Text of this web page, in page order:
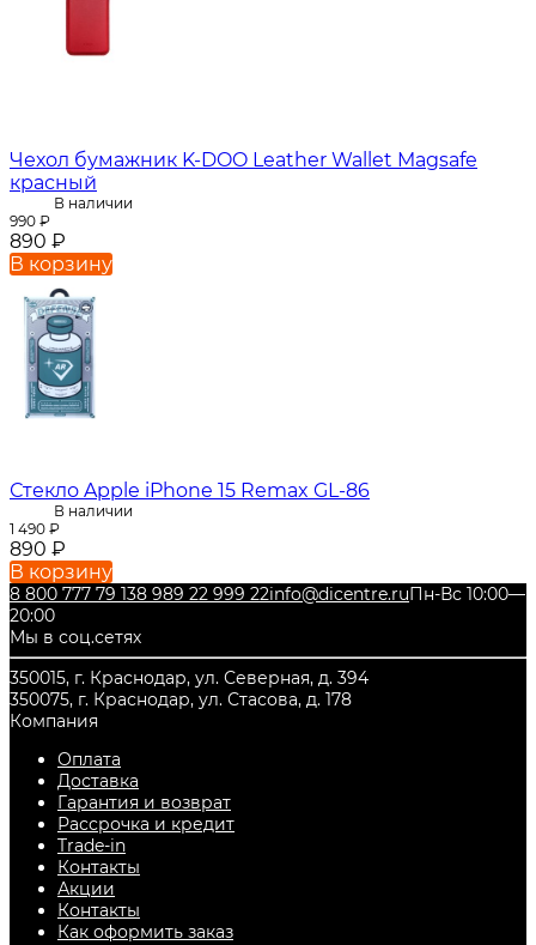
Чехол бумажник K-DOO Leather Wallet Magsafe
красный
В наличии
990 ₽
890 ₽
В корзину
Стекло Apple iPhone 15 Remax GL-86
В наличии
1 490 ₽
890 ₽
В корзину
8 800 777 79 138 989 22 999 22info@dicentre.ruПн-Вс 10:00—
20:00
Мы в соц.сетях
350015, г. Краснодар, ул. Северная, д. 394
350075, г. Краснодар, ул. Стасова, д. 178
Компания
Оплата
Доставка
Гарантия и возврат
Рассрочка и кредит
Trade-in
Контакты
Акции
Контакты
Как оформить заказ